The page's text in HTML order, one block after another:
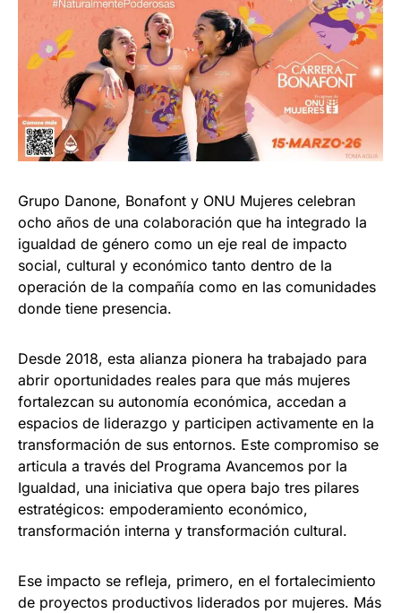
Grupo Danone, Bonafont y ONU Mujeres celebran
ocho años de una colaboración que ha integrado la
igualdad de género como un eje real de impacto
social, cultural y económico tanto dentro de la
operación de la compañía como en las comunidades
donde tiene presencia.
Desde 2018, esta alianza pionera ha trabajado para
abrir oportunidades reales para que más mujeres
fortalezcan su autonomía económica, accedan a
espacios de liderazgo y participen activamente en la
transformación de sus entornos. Este compromiso se
articula a través del Programa Avancemos por la
Igualdad, una iniciativa que opera bajo tres pilares
estratégicos: empoderamiento económico,
transformación interna y transformación cultural.
Ese impacto se refleja, primero, en el fortalecimiento
de proyectos productivos liderados por mujeres. Más